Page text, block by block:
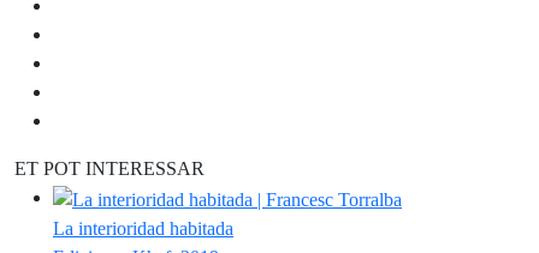
ET POT INTERESSAR
La interioridad habitada